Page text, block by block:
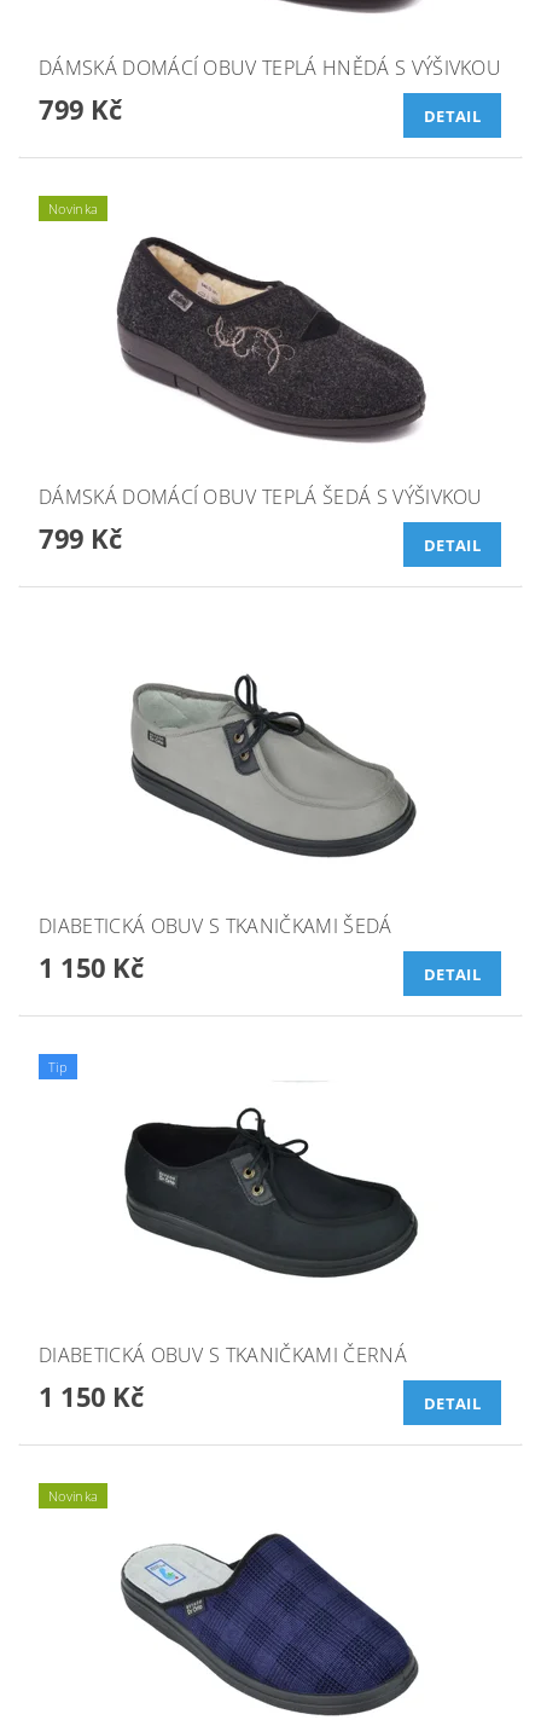
DÁMSKÁ DOMÁCÍ OBUV TEPLÁ HNĚDÁ S VÝŠIVKOU
799 Kč DETAIL
Novinka
DÁMSKÁ DOMÁCÍ OBUV TEPLÁ ŠEDÁ S VÝŠIVKOU
799 Kč DETAIL
DIABETICKÁ OBUV S TKANIČKAMI ŠEDÁ
1 150 Kč DETAIL
Tip
DIABETICKÁ OBUV S TKANIČKAMI ČERNÁ
1 150 Kč DETAIL
Novinka